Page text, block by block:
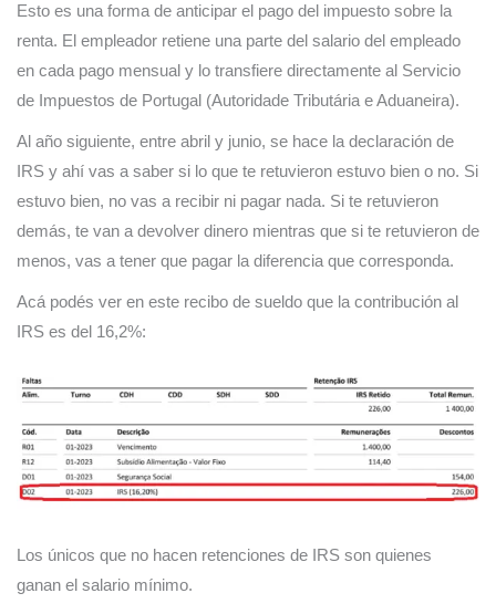
Esto es una forma de anticipar el pago del impuesto sobre la
renta. El empleador retiene una parte del salario del empleado
en cada pago mensual y lo transfiere directamente al Servicio
de Impuestos de Portugal (Autoridade Tributária e Aduaneira).
Al año siguiente, entre abril y junio, se hace la declaración de
IRS y ahí vas a saber si lo que te retuvieron estuvo bien o no. Si
estuvo bien, no vas a recibir ni pagar nada. Si te retuvieron
demás, te van a devolver dinero mientras que si te retuvieron de
menos, vas a tener que pagar la diferencia que corresponda.
Acá podés ver en este recibo de sueldo que la contribución al
IRS es del 16,2%:
Los únicos que no hacen retenciones de IRS son quienes
ganan el salario mínimo.